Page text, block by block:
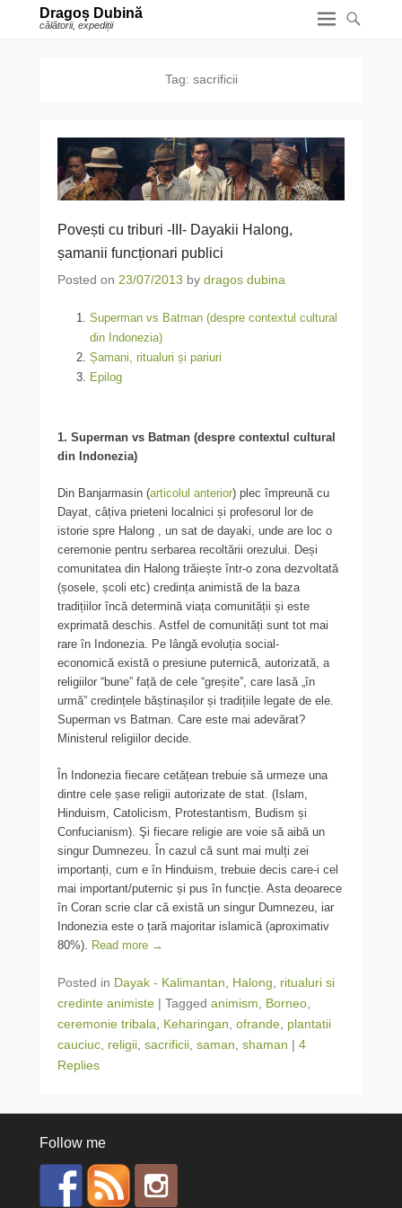
Dragoș Dubină
călătorii, expediții
Tag: sacrificii
Povești cu triburi -III- Dayakii Halong,
șamanii funcționari publici
Posted on 23/07/2013 by dragos dubina
Superman vs Batman (despre contextul cultural
din Indonezia)
Șamani, ritualuri și pariuri
Epilog
1. Superman vs Batman (despre contextul cultural
din Indonezia)
Din Banjarmasin (articolul anterior) plec împreună cu
Dayat, câțiva prieteni localnici și profesorul lor de
istorie spre Halong , un sat de dayaki, unde are loc o
ceremonie pentru serbarea recoltării orezului. Deși
comunitatea din Halong trăiește într-o zona dezvoltată
(șosele, școli etc) credința animistă de la baza
tradițiilor încă determină viața comunității și este
exprimată deschis. Astfel de comunități sunt tot mai
rare în Indonezia. Pe lângă evoluția social-
economică există o presiune puternică, autorizată, a
religiilor “bune” față de cele “greșite”, care lasă „în
urmă” credințele băștinașilor și tradițiile legate de ele.
Superman vs Batman. Care este mai adevărat?
Ministerul religiilor decide.
În Indonezia fiecare cetățean trebuie să urmeze una
dintre cele șase religii autorizate de stat. (Islam,
Hinduism, Catolicism, Protestantism, Budism și
Confucianism). Şi fiecare religie are voie să aibă un
singur Dumnezeu. În cazul că sunt mai mulți zei
importanți, cum e în Hinduism, trebuie decis care-i cel
mai important/puternic și pus în funcție. Asta deoarece
în Coran scrie clar că există un singur Dumnezeu, iar
Indonezia este o țară majoritar islamică (aproximativ
80%). Read more →
Posted in Dayak - Kalimantan Halong
ritualuri si
credinte animiste | Tagged animism Borneo
ceremonie tribala
Keharingan ofrande plantatii
cauciuc religii sacrificii saman shaman | 4
Replies
Follow me